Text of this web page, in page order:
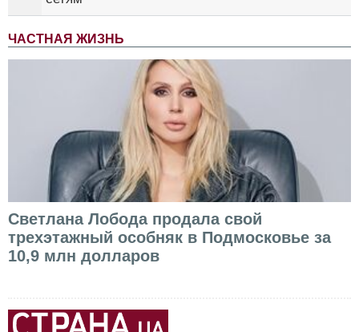
ЧАСТНАЯ ЖИЗНЬ
Светлана Лобода продала свой
трехэтажный особняк в Подмосковье за
10,9 млн долларов